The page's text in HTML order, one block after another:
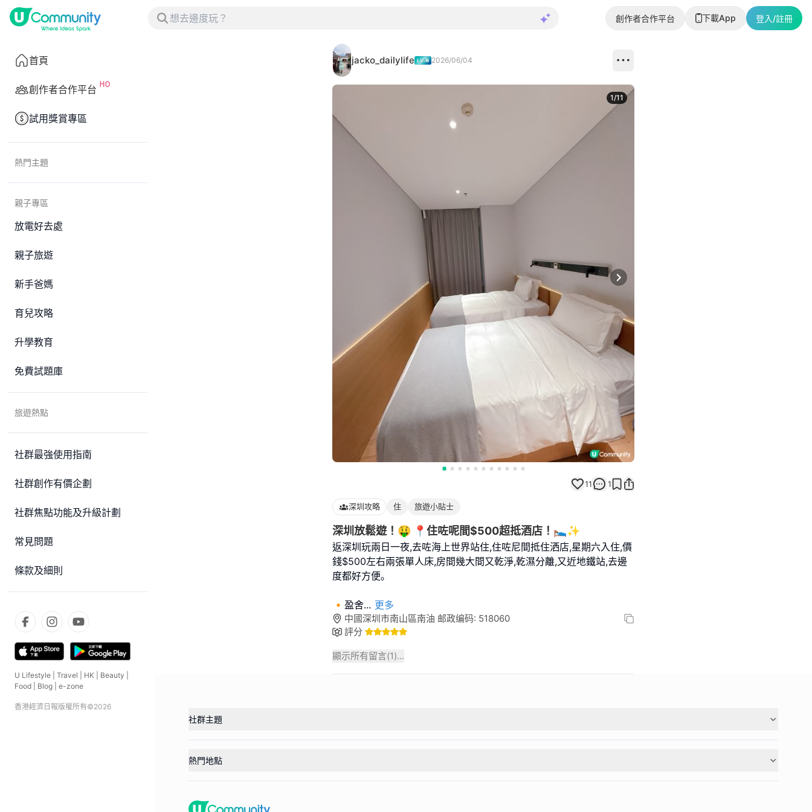
創作者合作平台 下載App 登入/註冊
首頁
創作者合作平台
試用獎賞專區
熱門主題
親子專區
放電好去處
親子旅遊
新手爸媽
育兒攻略
升學教育
免費試題庫
旅遊熱點
社群最強使用指南
社群創作有價企劃
社群焦點功能及升級計劃
常見問題
條款及細則
U Lifestyle Travel HK Beauty
Food
Blog e-zone
香港經濟日報版權所有©2026
jacko_dailylife 2026/06/04
Next slide
1/11
11 1
深圳攻略 住 旅遊小貼士
深圳放鬆遊！🤑 📍住咗呢間$500超抵酒店！🛌✨
返深圳玩兩日一夜,去咗海上世界站住,住咗尼間抵住洒店,星期六入住,價
錢$500左右兩張單人床,房間幾大間又乾淨,乾濕分離,又近地鐵站,去邊
度都好方便｡
🔸盈舍... 更多
中國深圳市南山區南油 邮政编码: 518060
評分
顯示所有留言(1)...
社群主題
熱門地點